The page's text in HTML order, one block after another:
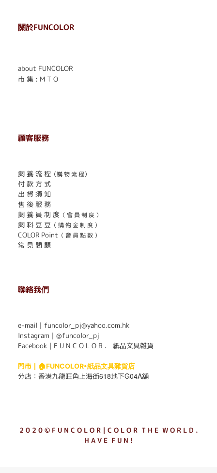
關於FUNCOLOR
about FUNCOLOR
市 集 : M T O
顧客服務
飼 養 流 程 （購 物 流 程）
付 款 方 式
出 貨 須 知
售 後 服 務
飼 養 員 制 度 （ 會 員 制 度 ）
飼 料 豆 豆 （ 購 物 金 制 度 ）
COLOR Point （ 會 員 點 數 ）
常 見 問 題
聯絡我們
e-mail｜funcolor_pj@yahoo.com.hk
Instagram｜ @funcolor_pj
Facebook｜ F U N C O L O R ． 紙品文具雜貨
門市｜ 🏠FUNCOLOR•紙品文具雜貨店
分店： 香港九龍旺角上海街618地下G04A舖
2 0 2 0 © F U N C O L O R｜C O L O R T H E W O R L D .
H A V E F U N !